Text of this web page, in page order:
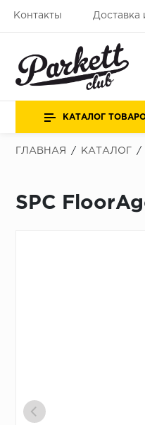
Контакты Доставка
КАТАЛОГ
ГЛАВНАЯ / КАТАЛОГ /
SPC